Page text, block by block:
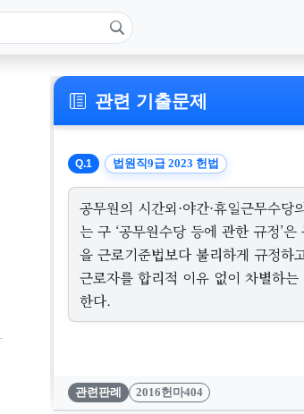
관련 기출문제
Q.1 법원직9급 2023 헌법
공무원의 시간외·야간·휴일근무수당
는 구 ‘공무원수당 등에 관한 규정’
을 근로기준법보다 불리하게 규정하
근로자를 합리적 이유 없이 차별하
한다.
관련판례 2016헌마404